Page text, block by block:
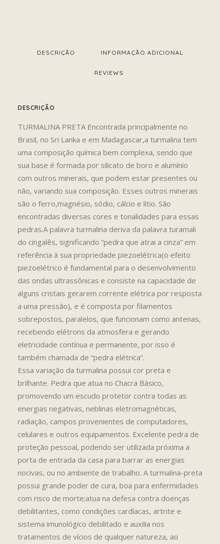
DESCRIÇÃO INFORMAÇÃO ADICIONAL
REVIEWS
DESCRIÇÃO
TURMALINA PRETA Encontrada principalmente no
Brasil, no Sri Lanka e em Madagascar,a turmalina tem
uma composição química bem complexa, sendo que
sua base é formada por silicato de boro e alumínio
com outros minerais, que podem estar presentes ou
não, variando sua composição. Esses outros minerais
são o ferro,magnésio, sódio, cálcio e lítio. São
encontradas diversas cores e tonalidades para essas
pedras.A palavra turmalina deriva da palavra turamali
do cingalês, significando “pedra que atrai a cinza” em
referência à sua propriedade piezoelétrica(o efeito
piezoelétrico é fundamental para o desenvolvimento
das ondas ultrassônicas e consiste na capacidade de
alguns cristais gerarem corrente elétrica por resposta
a uma pressão), e é composta por filamentos
sobrepostos, paralelos, que funcionam como antenas,
recebendo elétrons da atmosfera e gerando
eletricidade contínua e permanente, por isso é
também chamada de “pedra elétrica”.
Essa variação da turmalina possui cor preta e
brilhante. Pedra que atua no Chacra Básico,
promovendo um escudo protetor contra todas as
energias negativas, neblinas eletromagnéticas,
radiação, campos provenientes de computadores,
celulares e outros equipamentos. Excelente pedra de
proteção pessoal, podendo ser utilizada próxima a
porta de entrada da casa para barrar as energias
nocivas, ou no ambiente de trabalho. A turmalina-preta
possui grande poder de cura, boa para enfermidades
com risco de morte;atua na defesa contra doenças
debilitantes, como condições cardíacas, artrite e
sistema imunológico debilitado e auxilia nos
tratamentos de vícios de qualquer natureza, ao